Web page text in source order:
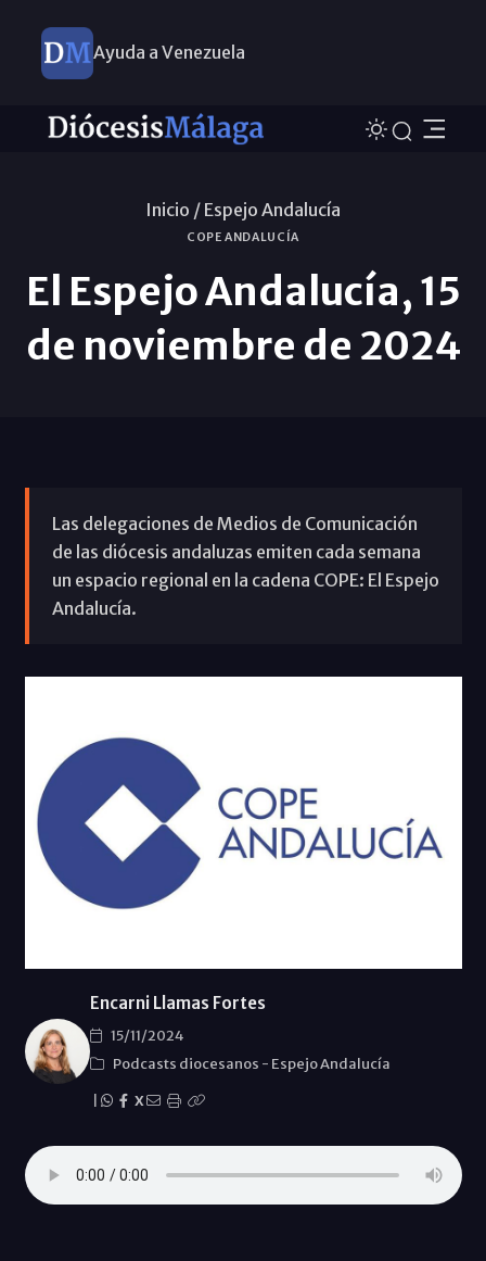
Ayuda a Venezuela
Inicio / Espejo Andalucía
COPE ANDALUCÍA
El Espejo Andalucía, 15
de noviembre de 2024
Las delegaciones de Medios de Comunicación
de las diócesis andaluzas emiten cada semana
un espacio regional en la cadena COPE: El Espejo
Andalucía.
Encarni Llamas Fortes
15/11/2024
Podcasts diocesanos - Espejo Andalucía
X